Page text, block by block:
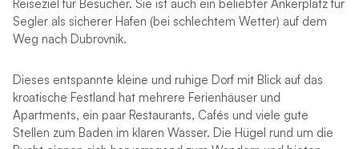
Reiseziel für Besucher. Sie ist auch ein beliebter Ankerplatz für
Segler als sicherer Hafen (bei schlechtem Wetter) auf dem
Weg nach Dubrovnik.
Dieses entspannte kleine und ruhige Dorf mit Blick auf das
kroatische Festland hat mehrere Ferienhäuser und
Apartments, ein paar Restaurants, Cafés und viele gute
Stellen zum Baden im klaren Wasser. Die Hügel rund um die